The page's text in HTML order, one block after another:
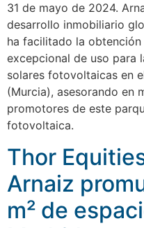
31 de mayo de 2024.
desarrollo inmobiliario
ha facilitado la
excepcional de uso para
solares fotovoltaicas en
(Murcia), asesorando en
promotores de este
fotovoltaica.
Thor
Arnaiz
m² de